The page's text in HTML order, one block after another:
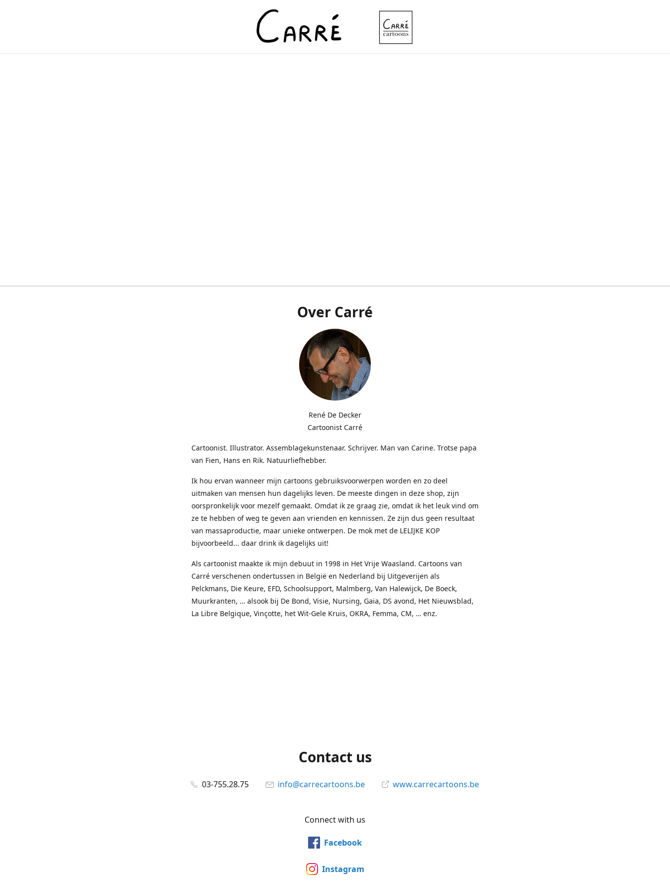
Over Carré
René De Decker
Cartoonist Carré
Cartoonist. Illustrator. Assemblagekunstenaar. Schrijver. Man van Carine. Trotse papa
van Fien, Hans en Rik. Natuurliefhebber.
Ik hou ervan wanneer mijn cartoons gebruiksvoorwerpen worden en zo deel
uitmaken van mensen hun dagelijks leven. De meeste dingen in deze shop, zijn
oorspronkelijk voor mezelf gemaakt. Omdat ik ze graag zie, omdat ik het leuk vind om
ze te hebben of weg te geven aan vrienden en kennissen. Ze zijn dus geen resultaat
van massaproductie, maar unieke ontwerpen. De mok met de LELIJKE KOP
bijvoorbeeld... daar drink ik dagelijks uit!
Als cartoonist maakte ik mijn debuut in 1998 in Het Vrije Waasland. Cartoons van
Carré verschenen ondertussen in België en Nederland bij Uitgeverijen als
Pelckmans, Die Keure, EFD, Schoolsupport, Malmberg, Van Halewijck, De Boeck,
Muurkranten, … alsook bij De Bond, Visie, Nursing, Gaia, DS avond, Het Nieuwsblad,
La Libre Belgique, Vinçotte, het Wit-Gele Kruis, OKRA, Femma, CM, … enz.
Contact us
03-755.28.75 info@carrecartoons.be www.carrecartoons.be
Connect with us
Facebook
Instagram